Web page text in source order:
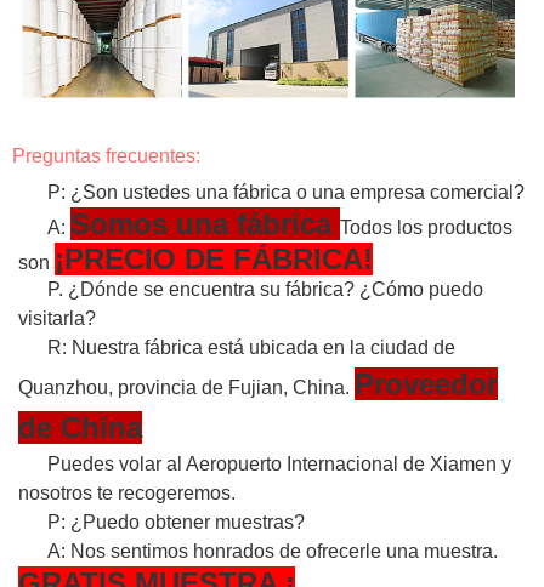
Preguntas frecuentes:
P: ¿Son ustedes una fábrica o una empresa comercial?
A: Somos una fábrica Todos los productos
son ¡PRECIO DE FÁBRICA!
P. ¿Dónde se encuentra su fábrica? ¿Cómo puedo
visitarla?
R: Nuestra fábrica está ubicada en la ciudad de
Quanzhou, provincia de Fujian, China. Proveedor
de China
Puedes volar al Aeropuerto Internacional de Xiamen y
nosotros te recogeremos.
P: ¿Puedo obtener muestras?
A: Nos sentimos honrados de ofrecerle una muestra.